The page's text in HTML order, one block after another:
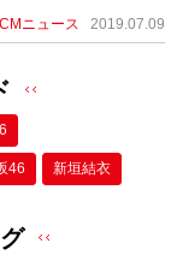
CMニュース 2019.07.09
46 新垣結衣